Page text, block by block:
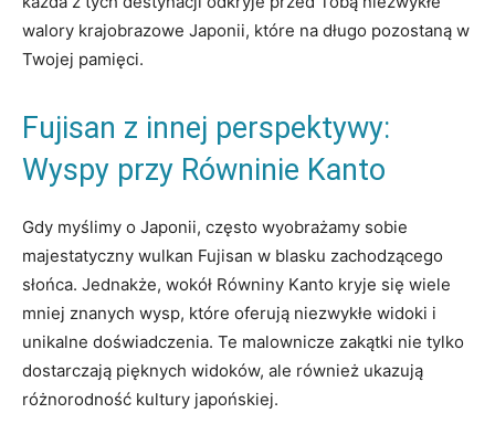
walory krajobrazowe Japonii, które na długo pozostaną w
Twojej pamięci.
Fujisan z innej perspektywy:
Wyspy przy Równinie Kanto
Gdy myślimy o Japonii, często wyobrażamy sobie
majestatyczny wulkan Fujisan w blasku zachodzącego
słońca. Jednakże, wokół Równiny Kanto kryje się wiele
mniej znanych wysp, które oferują niezwykłe widoki i
unikalne doświadczenia. Te malownicze zakątki nie tylko
dostarczają pięknych widoków, ale również ukazują
różnorodność kultury japońskiej.